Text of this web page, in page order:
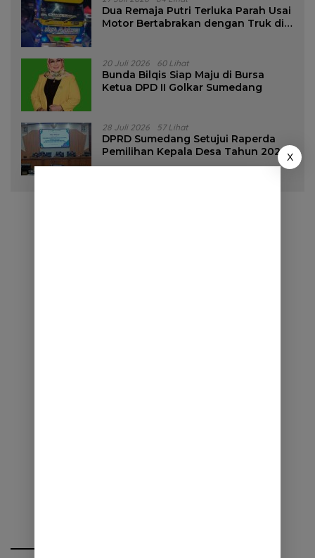
Dua Remaja Putri Terluka Parah Usai
Motor Bertabrakan dengan Truk di
20 Juli 2026 60 Lihat
Bunda Bilqis Siap Maju di Bursa
Ketua DPD II Golkar Sumedang
28 Juli 2026 57 Lihat
DPRD Sumedang Setujui Raperda
Pemilihan Kepala Desa Tahun 2026
Menjadi Peraturan Daerah
X